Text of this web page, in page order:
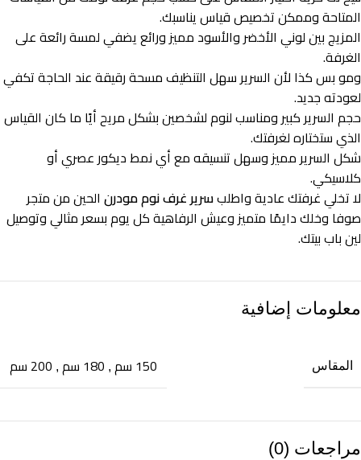
المتاحة وممكن تخصيص قياس يناسبك.
المزيج بين لوني الأخضر والأسود مميز ورائع يضفي لمسة رائعة على
الغرفة.
ومو بس كذا لأن السرير سهل التنظيف مسحة رقيقة عند الحاجة تكفي
لعودته جديد.
حجم السرير كبير ومناسب لنوم لشخصين بشكل مريح أيًا ما كان القياس
الذي ستختاره لغرفتك.
شكل السرير مميز وسهل تنسيقه مع أي نمط ديكور عصري أو
كلاسيكي.
لا تخلي غرفتك عادية واطلبسرير غرف نوم مودرن الحين من متجر
صوفا وخلك دايمًا متميز وعيش الرفاهية كل يوم بسعر مثالي وتوصيل
لين باب بيتك.
معلومات إضافية
المقاس 150 سم , 180 سم , 200 سم
مراجعات (0)